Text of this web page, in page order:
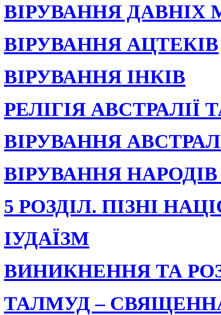
ВІРУВАННЯ ДАВНІХ
ВІРУВАННЯ АЦТЕКІВ
ВІРУВАННЯ ІНКІВ
РЕЛІГІЯ АВСТРАЛІЇ
ВІРУВАННЯ
ВІРУВАННЯ
5 РОЗДІЛ. ПІЗНІ
ІУДАЇЗМ
ВИНИКНЕННЯ ТА
ТАЛМУД –